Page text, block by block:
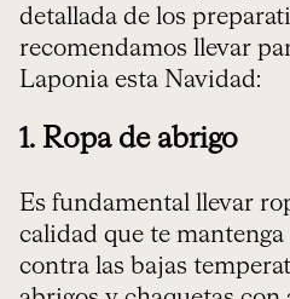
detallada de los
recomendamos llevar
Laponia esta Navidad:
1. Ropa de abrigo
Es fundamental llevar
calidad que te
contra las bajas